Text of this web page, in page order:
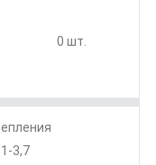
0 шт.
3,7